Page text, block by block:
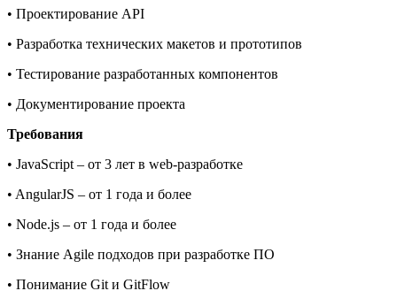
• Проектирование API
• Разработка технических макетов и прототипов
• Тестирование разработанных компонентов
• Документирование проекта
Требования
• JavaScript – от 3 лет в web-разработке
• AngularJS – от 1 года и более
• Node.js – от 1 года и более
• Знание Agile подходов при разработке ПО
• Понимание Git и GitFlow